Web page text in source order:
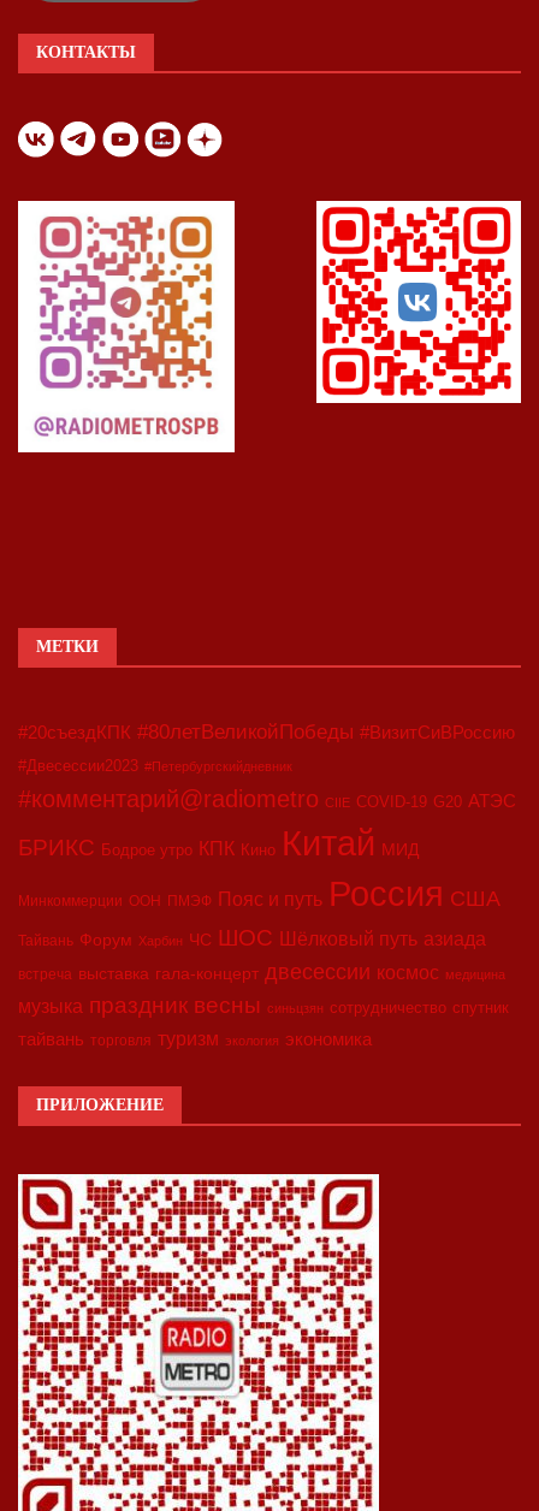
КОНТАКТЫ
МЕТКИ
#20съездКПК #80летВеликойПобеды #ВизитСиВРоссию
#Двесессии2023 #Петербургскийдневник
#комментарий@radiometro CIIE COVID-19 G20 АТЭС
БРИКС Бодрое утро КПК Кино Китай МИД
Минкоммерции ООН ПМЭФ Пояс и путь Россия США
Тайвань Форум Харбин ЧС ШОС Шёлковый путь азиада
встреча выставка гала-концерт двесессии космос медицина
музыка праздник весны синьцзян сотрудничество спутник
тайвань торговля туризм экология экономика
ПРИЛОЖЕНИЕ